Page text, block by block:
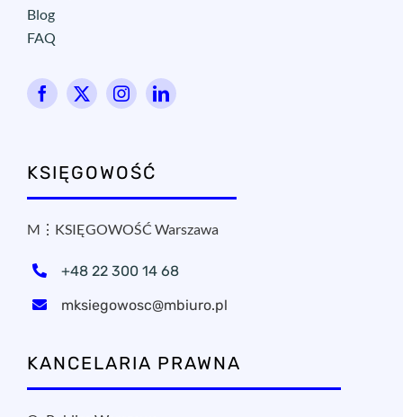
Blog
FAQ
KSIĘGOWOŚĆ
M⋮KSIĘGOWOŚĆ Warszawa
+48 22 300 14 68
mksiegowosc@mbiuro.pl
KANCELARIA PRAWNA